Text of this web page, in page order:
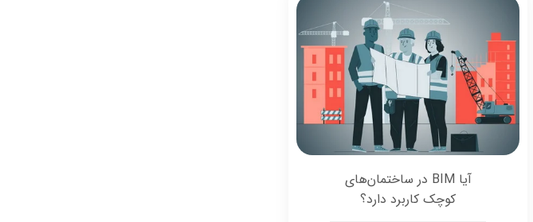
آیا BIM در ساختمان‌های
کوچک کاربرد دارد؟